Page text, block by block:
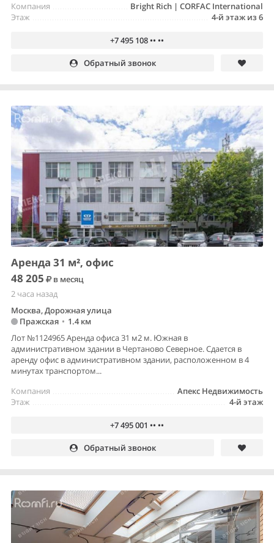
Bright Rich | CORFAC International
Компания
4-й этаж из 6
Этаж
+7 495 108 •• ••
Обратный звонок
Аренда 31 м², офис
48 205
в месяц
2 часа назад
Москва, Дорожная улица
Пражская • 1.4 км
Лот №1124965 Аренда офиса 31 м2 м. Южная в
административном здании в Чертаново Северное. Сдается в
аренду офис в административном здании, расположенном в 4
минутах транспортом...
Апекс Недвижимость
Компания
4-й этаж
Этаж
+7 495 001 •• ••
Обратный звонок